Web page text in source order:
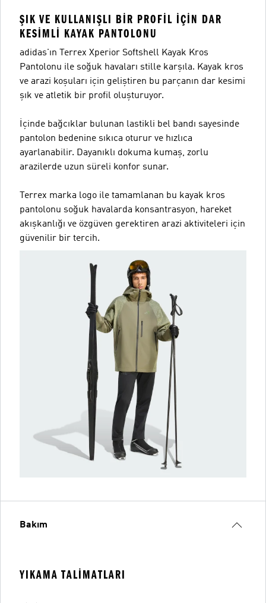
ŞIK VE KULLANIŞLI BIR PROFIL IÇIN DAR
KESIMLI KAYAK PANTOLONU
adidas'ın Terrex Xperior Softshell Kayak Kros
Pantolonu ile soğuk havaları stille karşıla. Kayak kros
ve arazi koşuları için geliştiren bu parçanın dar kesimi
şık ve atletik bir profil oluşturuyor.
İçinde bağcıklar bulunan lastikli bel bandı sayesinde
pantolon bedenine sıkıca oturur ve hızlıca
ayarlanabilir. Dayanıklı dokuma kumaş, zorlu
arazilerde uzun süreli konfor sunar.
Terrex marka logo ile tamamlanan bu kayak kros
pantolonu soğuk havalarda konsantrasyon, hareket
akışkanlığı ve özgüven gerektiren arazi aktiviteleri için
güvenilir bir tercih.
Bakım
YIKAMA TALIMATLARI